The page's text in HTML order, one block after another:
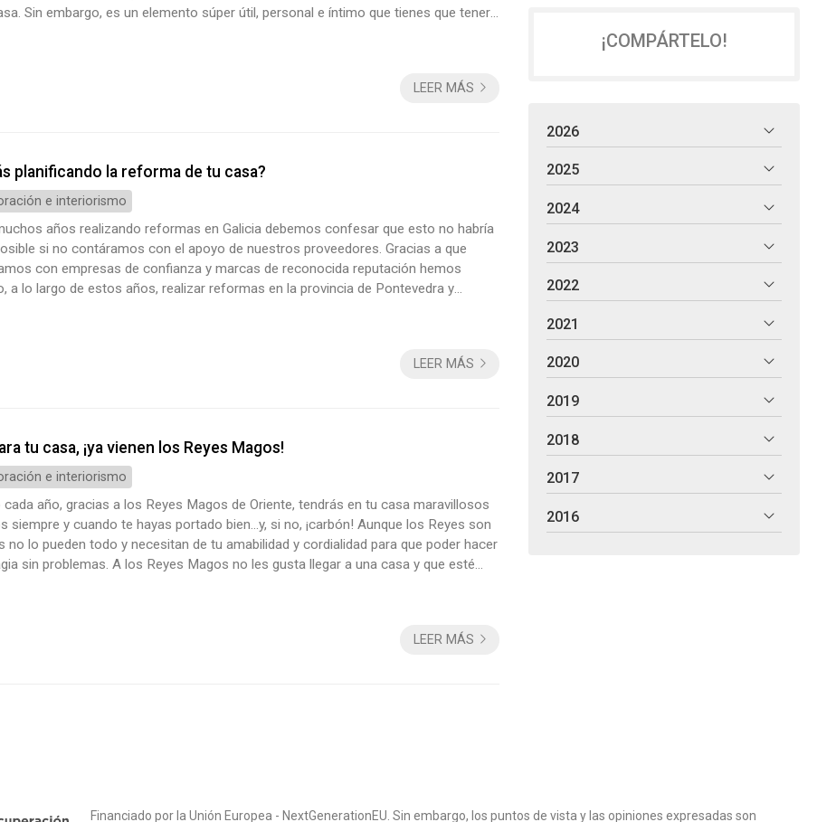
Sin embargo, es un elemento súper útil, personal e íntimo que tienes que tener
LEER MÁS
planificando la reforma de tu casa?
e interiorismo
años realizando reformas en Galicia debemos confesar que esto no habría
si no contáramos con el apoyo de nuestros proveedores. Gracias a que
con empresas de confianza y marcas de reconocida reputación hemos
a lo largo de estos años, realizar reformas en la provincia de Pontevedra y
LEER MÁS
tu casa, ¡ya vienen los Reyes Magos!
e interiorismo
año, gracias a los Reyes Magos de Oriente, tendrás en tu casa maravillosos
siempre y cuando te hayas portado bien…y, si no, ¡carbón! Aunque los Reyes son
no lo pueden todo y necesitan de tu amabilidad y cordialidad para que poder hacer
sin problemas. A los Reyes Magos no les gusta llegar a una casa y que esté
LEER MÁS
¡COMPÁRTELO!
2026
2025
2024
2023
2022
2021
2020
2019
2018
2017
2016
Financiado por la Unión Europea - NextGenerationEU. Sin embargo, los puntos de vista y las opiniones expresadas son